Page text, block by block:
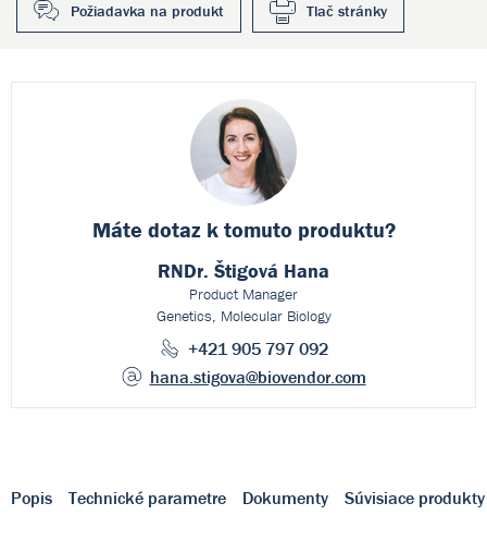
Požiadavka na produkt Tlač stránky
Máte dotaz k tomuto produktu?
RNDr. Štigová Hana
Product Manager
Genetics, Molecular Biology
+421 905 797 092
hana.stigova@biovendor.com
Popis Technické parametre Dokumenty Súvisiace produkty